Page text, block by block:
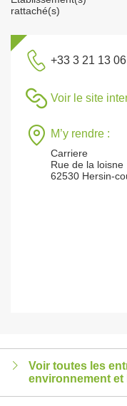
rattaché(s)
+33 3 21 13
Voir le site
M’y rendre :
Carriere
Rue de la loisne
62530 Hersin-
Voir toutes les
environnement et